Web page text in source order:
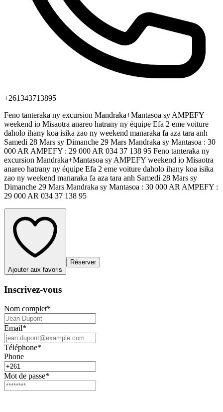
+261343713895
Feno tanteraka ny excursion Mandraka+Mantasoa sy AMPEFY
weekend io Misaotra anareo hatrany ny équipe Efa 2 eme voiture
daholo ihany koa isika zao ny weekend manaraka fa aza tara anh
Samedi 28 Mars sy Dimanche 29 Mars Mandraka sy Mantasoa : 30
000 AR AMPEFY : 29 000 AR 034 37 138 95 Feno tanteraka ny
excursion Mandraka+Mantasoa sy AMPEFY weekend io Misaotra
anareo hatrany ny équipe Efa 2 eme voiture daholo ihany koa isika
zao ny weekend manaraka fa aza tara anh Samedi 28 Mars sy
Dimanche 29 Mars Mandraka sy Mantasoa : 30 000 AR AMPEFY :
29 000 AR 034 37 138 95
Ajouter aux favoris
Réserver
Inscrivez-vous
Nom complet*
Email*
Téléphone*
Phone
Mot de passe*